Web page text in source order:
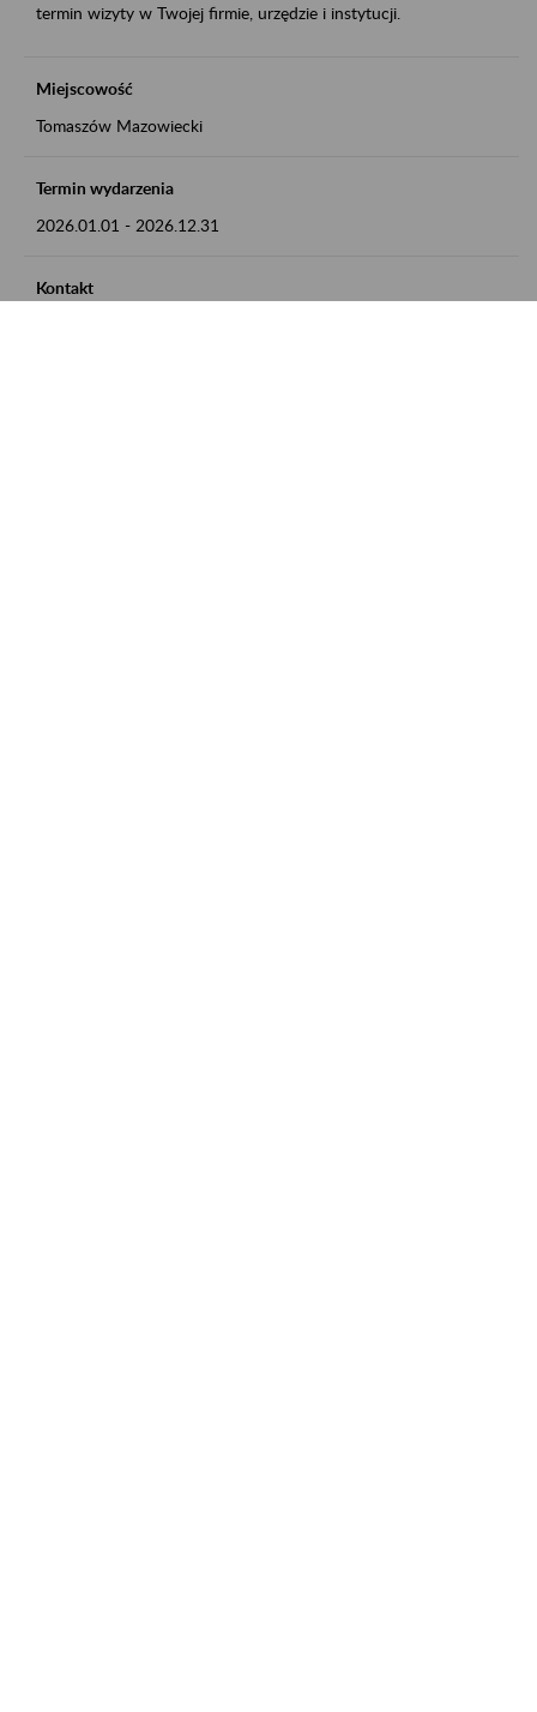
termin wizyty w Twojej firmie, urzędzie i instytucji.
Miejscowość
Tomaszów Mazowiecki
Termin wydarzenia
2026.01.01 - 2026.12.31
Kontakt